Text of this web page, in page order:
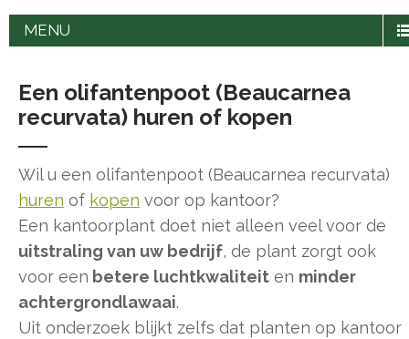
MENU
Een olifantenpoot (Beaucarnea
recurvata) huren of kopen
Wil u een olifantenpoot (Beaucarnea recurvata)
huren of kopen voor op kantoor?
Een kantoorplant doet niet alleen veel voor de
uitstraling van uw bedrijf, de plant zorgt ook
voor een betere luchtkwaliteit en minder
achtergrondlawaai.
Uit onderzoek blijkt zelfs dat planten op kantoor